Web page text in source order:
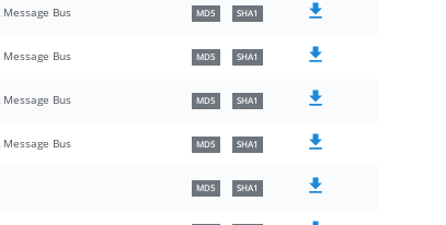
Message Bus MD5 SHA1
Message Bus MD5 SHA1
Message Bus MD5 SHA1
Message Bus MD5 SHA1
MD5 SHA1